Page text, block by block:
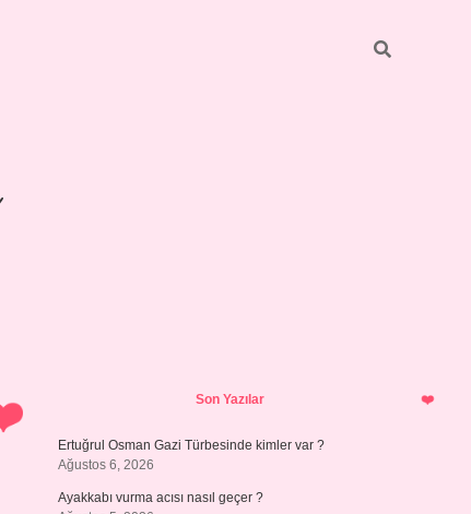
SidebarSon Yazılar
Ertuğrul Osman Gazi Türbesinde kimler var ?
Ağustos 6, 2026
Ayakkabı vurma acısı nasıl geçer ?